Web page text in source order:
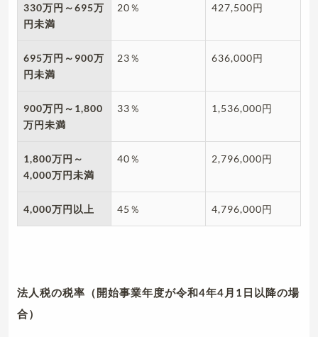
330万円～695万
円未満
20％ 427,500円
695万円～900万
円未満
23％ 636,000円
900万円～1,800
万円未満
33％ 1,536,000円
1,800万円～
4,000万円未満
40％ 2,796,000円
4,000万円以上 45％ 4,796,000円
法人税の税率（開始事業年度が令和4年4月1日以降の場
合）